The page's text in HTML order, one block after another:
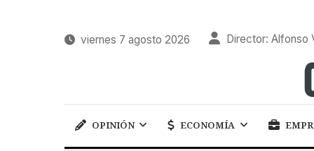
viernes 7 agosto 2026 Director: Alfonso
OPINIÓN ECONOMÍA